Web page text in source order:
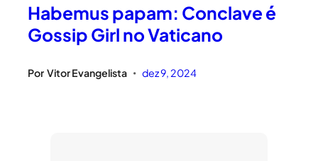
Habemus papam: Conclave é
Gossip Girl no Vaticano
Por Vitor Evangelista • dez 9, 2024